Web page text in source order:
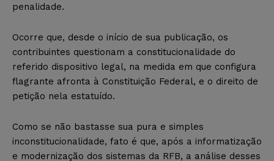
penalidade.
Ocorre que, desde o início de sua publicação, os
contribuintes questionam a constitucionalidade do
referido dispositivo legal, na medida em que configura
flagrante afronta à Constituição Federal, e o direito de
petição nela estatuído.
Como se não bastasse sua pura e simples
inconstitucionalidade, fato é que, após a informatização
e modernização dos sistemas da RFB, a análise desses